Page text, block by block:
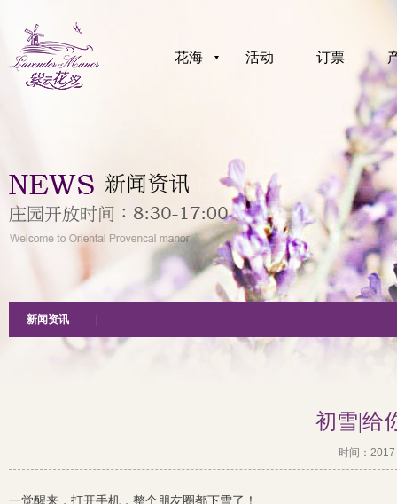
花海 活动 订票
新闻资讯
初雪|给
时间：
一觉醒来，打开手机，整个朋友圈都下雪了！